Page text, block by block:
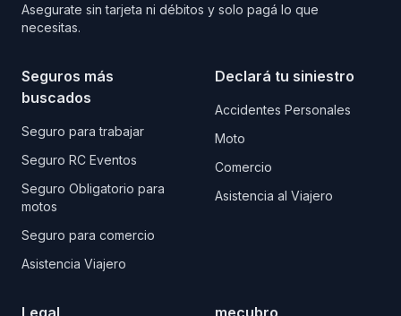
Asegurate sin tarjeta ni débitos y solo pagá lo que
necesitas.
Seguros más
buscados
Seguro para trabajar
Seguro RC Eventos
Seguro Obligatorio para
motos
Seguro para comercio
Asistencia Viajero
Declará tu siniestro
Accidentes Personales
Moto
Comercio
Asistencia al Viajero
Legal mecubro